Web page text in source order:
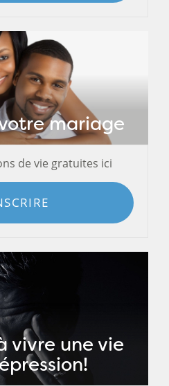
mariage
de vie gratuites ici
vivre une vie